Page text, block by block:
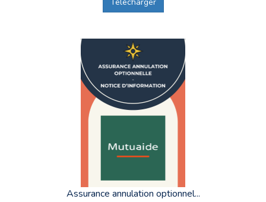
. Les animateurs sont formés aux différents handicaps
Les hébergements sélectionnés sont accessibles, confortables et
pensés pour favoriser
l’autonomie, la sécurité et le bien-être
Supernova s’engage ainsi pour un tourisme réellement inclusif et
Pour aller plus loin dans la préparation de votre projet vacances,
Conseils pour choisir un lieu de vacances adapté au handicap
Assurance annulation optionnel...